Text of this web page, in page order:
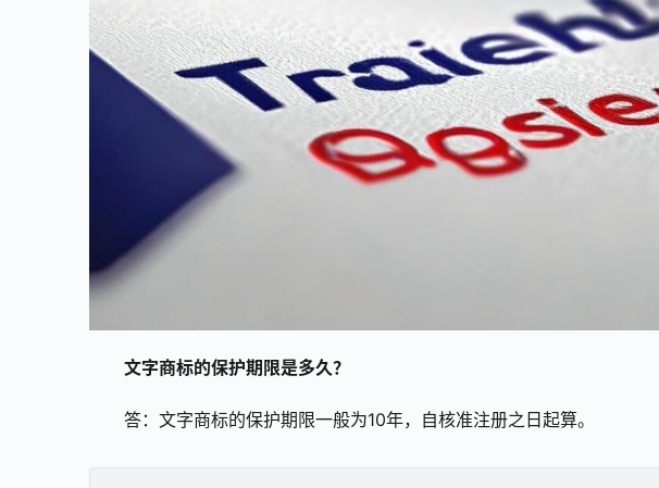
文字商标的保护期限是多久？
答：文字商标的保护期限一般为10年，自核准注册之日起算。